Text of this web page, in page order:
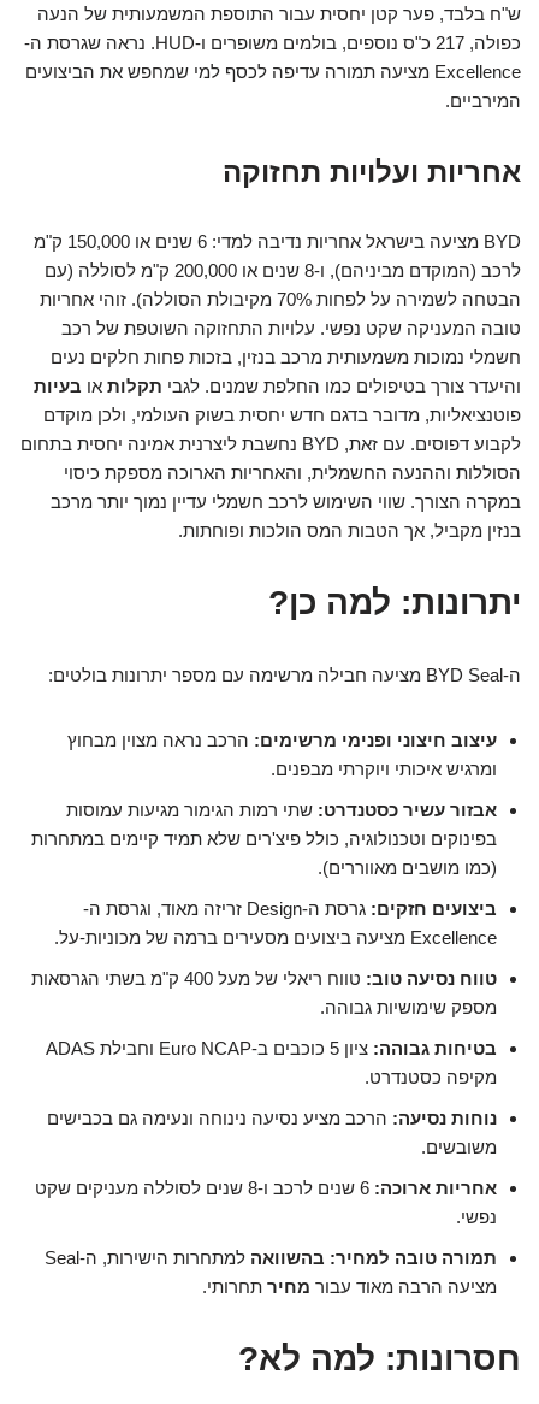
ש"ח בלבד, פער קטן יחסית עבור התוספת המשמעותית של הנעה
כפולה, 217 כ"ס נוספים, בולמים משופרים ו-HUD. נראה שגרסת ה-
Excellence מציעה תמורה עדיפה לכסף למי שמחפש את הביצועים
המירביים.
אחריות ועלויות תחזוקה
BYD מציעה בישראל אחריות נדיבה למדי: 6 שנים או 150,000 ק"מ
לרכב (המוקדם מביניהם), ו-8 שנים או 200,000 ק"מ לסוללה (עם
הבטחה לשמירה על לפחות 70% מקיבולת הסוללה). זוהי אחריות
טובה המעניקה שקט נפשי. עלויות התחזוקה השוטפת של רכב
חשמלי נמוכות משמעותית מרכב בנזין, בזכות פחות חלקים נעים
והיעדר צורך בטיפולים כמו החלפת שמנים. לגבי תקלות או בעיות
פוטנציאליות, מדובר בדגם חדש יחסית בשוק העולמי, ולכן מוקדם
לקבוע דפוסים. עם זאת, BYD נחשבת ליצרנית אמינה יחסית בתחום
הסוללות וההנעה החשמלית, והאחריות הארוכה מספקת כיסוי
במקרה הצורך. שווי השימוש לרכב חשמלי עדיין נמוך יותר מרכב
בנזין מקביל, אך הטבות המס הולכות ופוחתות.
יתרונות: למה כן?
ה-BYD Seal מציעה חבילה מרשימה עם מספר יתרונות בולטים:
עיצוב חיצוני ופנימי מרשימים: הרכב נראה מצוין מבחוץ
ומרגיש איכותי ויוקרתי מבפנים.
אבזור עשיר כסטנדרט: שתי רמות הגימור מגיעות עמוסות
בפינוקים וטכנולוגיה, כולל פיצ'רים שלא תמיד קיימים במתחרות
(כמו מושבים מאווררים).
ביצועים חזקים:
גרסת ה-Design זריזה מאוד, וגרסת ה-
Excellence מציעה ביצועים מסעירים ברמה של מכוניות-על.
טווח נסיעה טוב:
טווח ריאלי של מעל 400 ק"מ בשתי הגרסאות
מספק שימושיות גבוהה.
בטיחות גבוהה:
ציון 5 כוכבים ב-Euro NCAP וחבילת ADAS
מקיפה כסטנדרט.
נוחות נסיעה: הרכב מציע נסיעה נינוחה ונעימה גם בכבישים
משובשים.
אחריות ארוכה:
6 שנים לרכב ו-8 שנים לסוללה מעניקים שקט
נפשי.
תמורה טובה למחיר: בהשוואה
למתחרות הישירות, ה-Seal
מציעה הרבה מאוד עבור מחיר תחרותי.
חסרונות: למה לא?